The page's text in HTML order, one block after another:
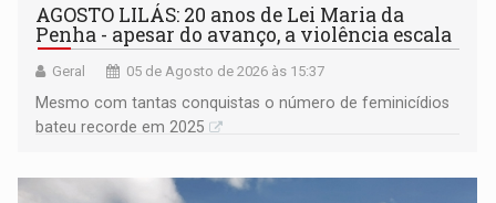
AGOSTO LILÁS: 20 anos de Lei Maria da
Penha - apesar do avanço, a violência escala
Geral 05 de Agosto de 2026 às 15:37
Mesmo com tantas conquistas o número de feminicídios
bateu recorde em 2025